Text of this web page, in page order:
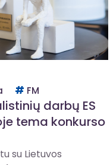
FM
darbų ES
tema konkurso
su Lietuvos